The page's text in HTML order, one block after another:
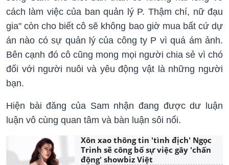
cách làm việc của ban quản lý P. Thậm chí, nữ đạu
gia" còn cho biết cô sẽ không bao giờ mua bất cứ dự
án nào có sự quản lý của công ty P vì quá ám ảnh.
Bên cạnh đó cô cũng mong mọi người chia sẻ vì chó
đối với người nuôi và yêu động vật là những người
bạn.
Hiện bài đăng của Sam nhận đang được dư luận
luận vô cùng quan tâm và bàn luận sôi nổi.
Xôn xao thông tin 'tình địch' Ngọc
Trinh sẽ công bố sự việc gây 'chấn
động' showbiz Việt